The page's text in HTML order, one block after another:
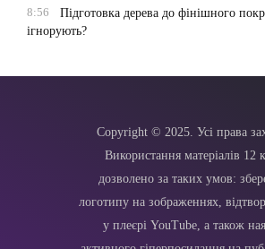
8:56
Підготовка дерева до фінішного
ігнорують?
Copyright © 2025. Усі права
Використання матеріалів 12
дозволено за таких умов:
логотипу на зображеннях,
у плеєрі YouTube, а також